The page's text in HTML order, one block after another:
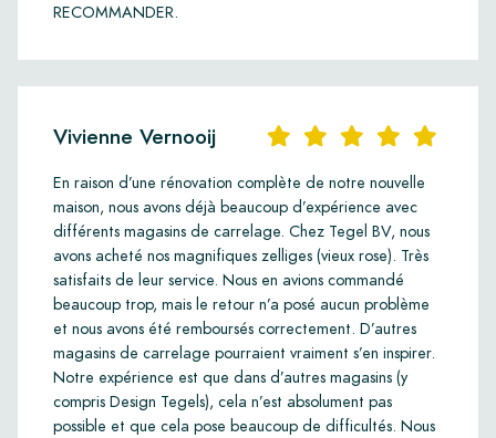
RECOMMANDER.
Vivienne Vernooij
En raison d’une rénovation complète de notre nouvelle
maison, nous avons déjà beaucoup d’expérience avec
différents magasins de carrelage. Chez Tegel BV, nous
avons acheté nos magnifiques zelliges (vieux rose). Très
satisfaits de leur service. Nous en avions commandé
beaucoup trop, mais le retour n’a posé aucun problème
et nous avons été remboursés correctement. D’autres
magasins de carrelage pourraient vraiment s’en inspirer.
Notre expérience est que dans d’autres magasins (y
compris Design Tegels), cela n’est absolument pas
possible et que cela pose beaucoup de difficultés. Nous